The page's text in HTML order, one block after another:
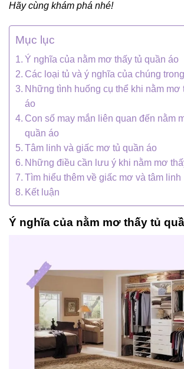
Hãy cùng khám phá nhé!
Mục lục
Ý nghĩa của nằm mơ thấy tủ quần áo
Các loại tủ và ý nghĩa của chúng
Những tình huống cụ thể khi nằm mơ
áo
Con số may mắn liên quan đến nằm
quần áo
Tâm linh và giấc mơ tủ quần áo
Những điều cần lưu ý khi nằm mơ
Tìm hiểu thêm về giấc mơ và tâm linh
Kết luận
Ý nghĩa của nằm mơ thấy tủ